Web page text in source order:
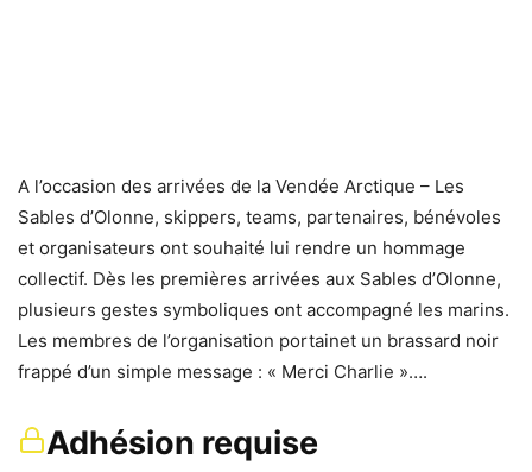
A l’occasion des arrivées de la Vendée Arctique – Les
Sables d’Olonne, skippers, teams, partenaires, bénévoles
et organisateurs ont souhaité lui rendre un hommage
collectif. Dès les premières arrivées aux Sables d’Olonne,
plusieurs gestes symboliques ont accompagné les marins.
Les membres de l’organisation portainet un brassard noir
frappé d’un simple message : « Merci Charlie »….
Adhésion requise